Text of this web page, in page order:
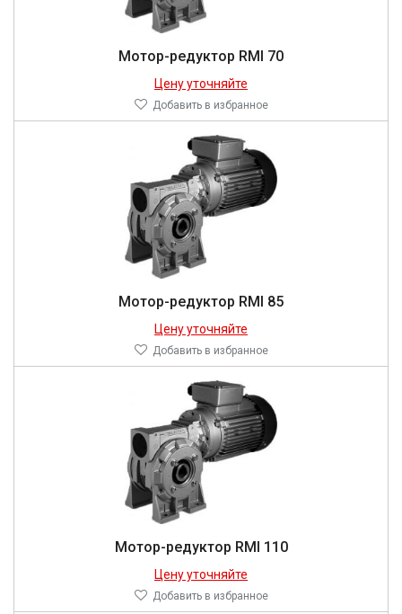
Мотор-редуктор RMI 70
Цену уточняйте
Добавить в избранное
Мотор-редуктор RMI 85
Цену уточняйте
Добавить в избранное
Мотор-редуктор RMI 110
Цену уточняйте
Добавить в избранное